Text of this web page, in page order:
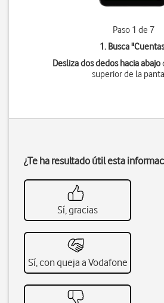
Paso 1 de 7
1. Busca "Cuentas
Desliza dos dedos hacia abajo
superior de la
¿Te ha resultado útil esta
Sí, gracias
Sí, con queja a Vodafone